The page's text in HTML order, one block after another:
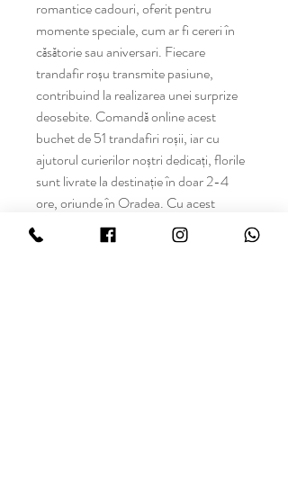
romantice cadouri, oferit pentru
momente speciale, cum ar fi cereri în
căsătorie sau aniversari. Fiecare
trandafir roșu transmite pasiune,
contribuind la realizarea unei surprize
deosebite. Comandă online acest
buchet de 51 trandafiri roșii, iar cu
ajutorul curierilor noștri dedicați, florile
sunt livrate la destinație în doar 2-4
ore, oriunde în Oradea. Cu acest
buchet romantic, vei crea amintiri de
neuitat și vei face inimile să tresară de